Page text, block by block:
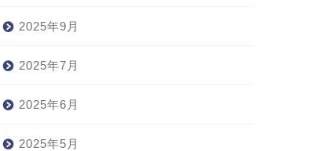
2025年9月
2025年7月
2025年6月
2025年5月